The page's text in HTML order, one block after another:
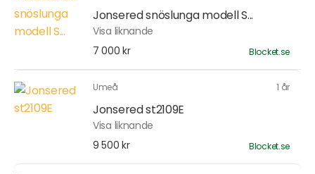
Jonsered snöslunga modell S...
Visa liknande
7 000 kr
Blocket.se
Umeå 1 år
Jonsered st2109E
Visa liknande
9 500 kr
Blocket.se